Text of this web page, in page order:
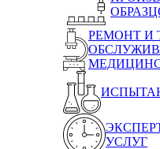
РЕМОНТ И
УСЛУГ